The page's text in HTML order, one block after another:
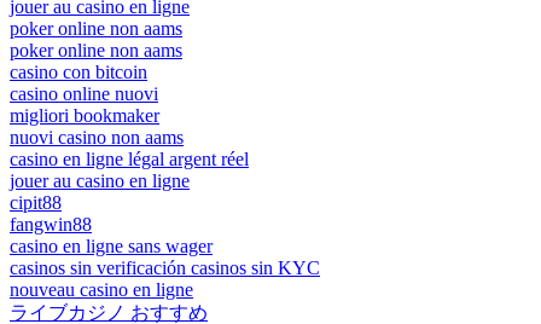
jouer au casino en ligne
poker online non aams
poker online non aams
casino con bitcoin
casino online nuovi
migliori bookmaker
nuovi casino non aams
casino en ligne légal argent réel
jouer au casino en ligne
cipit88
fangwin88
casino en ligne sans wager
casinos sin verificación casinos sin KYC
nouveau casino en ligne
ライブカジノ おすすめ